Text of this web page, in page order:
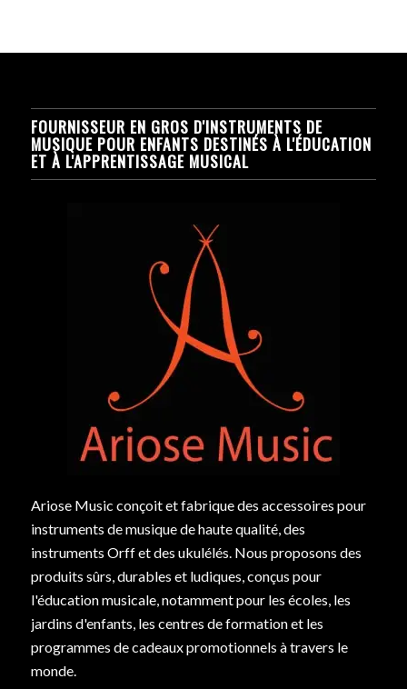
FOURNISSEUR EN GROS D'INSTRUMENTS DE
MUSIQUE POUR ENFANTS DESTINÉS À L'ÉDUCATION
ET À L'APPRENTISSAGE MUSICAL
Ariose Music conçoit et fabrique des accessoires pour
instruments de musique de haute qualité, des
instruments Orff et des ukulélés. Nous proposons des
produits sûrs, durables et ludiques, conçus pour
l'éducation musicale, notamment pour les écoles, les
jardins d'enfants, les centres de formation et les
programmes de cadeaux promotionnels à travers le
monde.